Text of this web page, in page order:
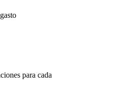
para cada